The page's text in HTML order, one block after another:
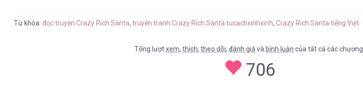
Từ khóa:đọc truyện Crazy Rich Santa,truyện tranh Crazy Rich Santa tusachxinhxinh,Crazy Rich Santa tiếng Việt
Tổng lượtxem,thích,theo dõi,đánh giá và bình luận của tất cả các chương.
706